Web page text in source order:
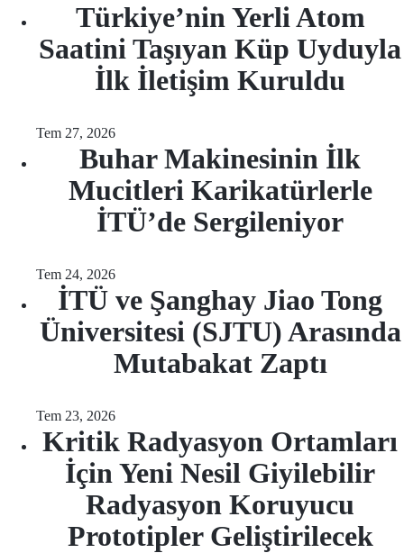
Türkiye’nin Yerli Atom
Saatini Taşıyan Küp Uyduyla
İlk İletişim Kuruldu
Tem 27, 2026
Buhar Makinesinin İlk
Mucitleri Karikatürlerle
İTÜ’de Sergileniyor
Tem 24, 2026
İTÜ ve Şanghay Jiao Tong
Üniversitesi (SJTU) Arasında
Mutabakat Zaptı
Tem 23, 2026
Kritik Radyasyon Ortamları
İçin Yeni Nesil Giyilebilir
Radyasyon Koruyucu
Prototipler Geliştirilecek